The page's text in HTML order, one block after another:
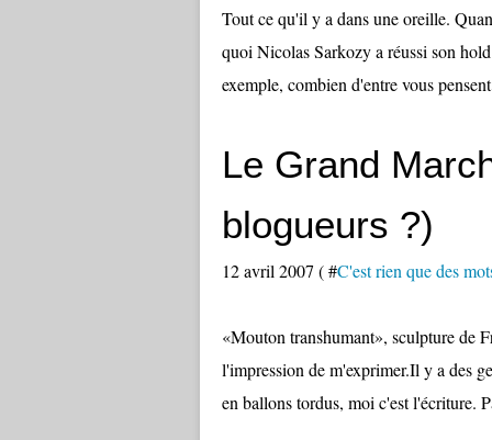
Tout ce qu'il y a dans une oreille.
quoi Nicolas Sarkozy a réussi son
exemple, combien d'entre vous
Le Grand
blogueurs ?)
12 avril 2007 ( #C'est rien que des
«Mouton transhumant», sculpture de
l'impression de m'exprimer.Il y a des
en ballons tordus, moi c'est l'écriture.